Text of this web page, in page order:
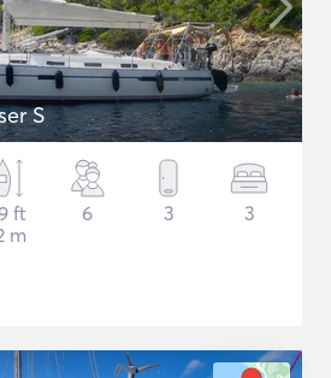
S
ft
m
6 3 3